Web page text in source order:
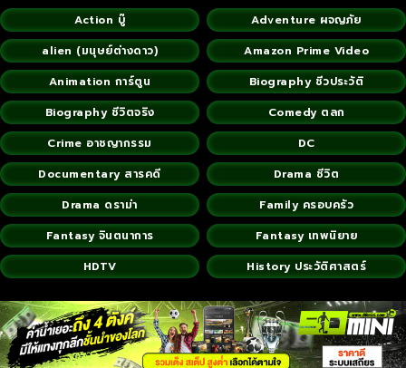
Action บู๊
Adventure ผจญภัย
alien (มนุษย์ต่างดาว)
Amazon Prime Video
Animation การ์ตูน
Biography ชีวประวัติ
Biography ชีวิตจริง
Comedy ตลก
Crime อาชญากรรม
DC
Documentary สารคดี
Drama ชีวิต
Drama ดราม่า
Family ครอบครัว
Fantasy จินตนาการ
Fantasy เทพนิยาย
HDTV
History ประวัติศาสตร์